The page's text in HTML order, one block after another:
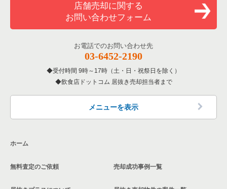
店舗売却に関する
お問い合わせフォーム
お電話でのお問い合わせ先
03-6452-2190
受付時間 9時～17時（土・日・祝祭日を除く）
飲食店ドットコム 居抜き売却担当者まで
メニューを表示
ホーム
無料査定のご依頼 売却成功事例一覧